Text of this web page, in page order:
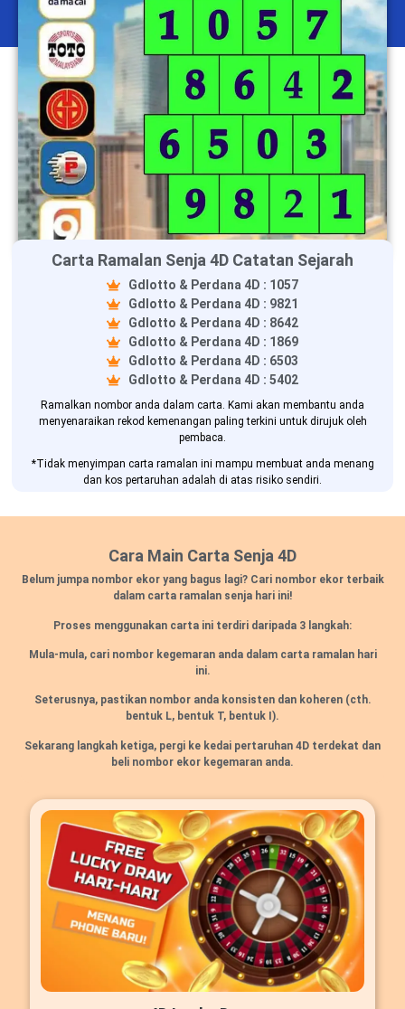
Carta Ramalan Senja 4D Catatan Sejarah
Gdlotto & Perdana 4D : 1057
Gdlotto & Perdana 4D : 9821
Gdlotto & Perdana 4D : 8642
Gdlotto & Perdana 4D : 1869
Gdlotto & Perdana 4D : 6503
Gdlotto & Perdana 4D : 5402
Ramalkan nombor anda dalam carta. Kami akan membantu anda
menyenaraikan rekod kemenangan paling terkini untuk dirujuk oleh
pembaca.
*Tidak menyimpan carta ramalan ini mampu membuat anda menang
dan kos pertaruhan adalah di atas risiko sendiri.
Cara Main Carta Senja 4D
Belum jumpa nombor ekor yang bagus lagi? Cari nombor ekor terbaik
dalam carta ramalan senja hari ini!
Proses menggunakan carta ini terdiri daripada 3 langkah:
Mula-mula, cari nombor kegemaran anda dalam carta ramalan hari
ini.
Seterusnya, pastikan nombor anda konsisten dan koheren (cth.
bentuk L, bentuk T, bentuk I).
Sekarang langkah ketiga, pergi ke kedai pertaruhan 4D terdekat dan
beli nombor ekor kegemaran anda.